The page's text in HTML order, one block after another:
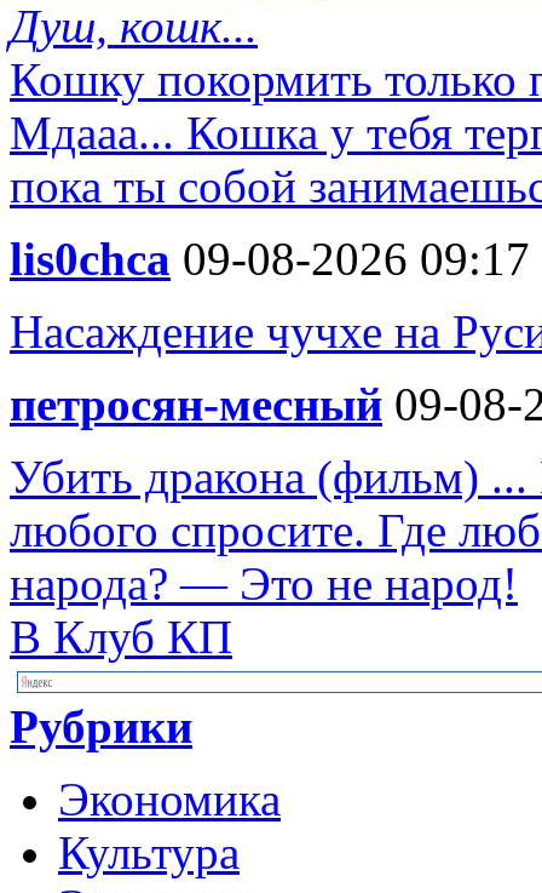
Душ, кошк...
Кошку покормить только
Мдааа... Кошка у тебя
пока ты собой
lis0chca 09-08-2026 09:17
Насаждение чучхе на
петросян-месный 09-08-
Убить дракона (фильм)
любого спросите. Где
народа? — Это не народ!
В Клуб КП
Рубрики
Экономика
Культура